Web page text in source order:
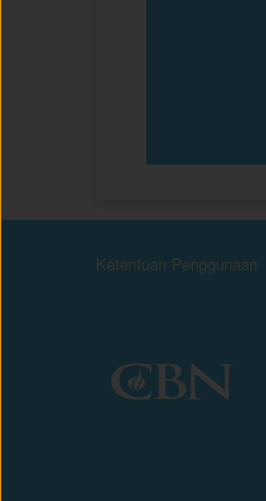
Ketentuan Penggunaan